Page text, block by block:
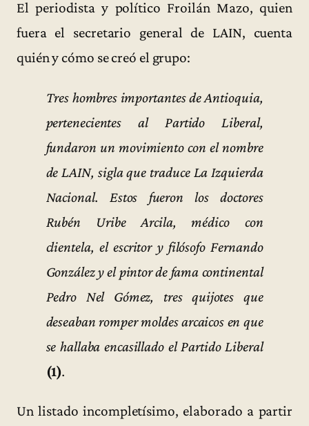
El periodista y político Froilán Mazo, quien
fuera el secretario general de LAIN, cuenta
quién y cómo se creó el grupo:
Tres hombres importantes de Antioquia,
pertenecientes al Partido Liberal,
fundaron un movimiento con el nombre
de LAIN, sigla que traduce La Izquierda
Nacional. Estos fueron los doctores
Rubén Uribe Arcila, médico con
clientela, el escritor y filósofo Fernando
González y el pintor de fama continental
Pedro Nel Gómez, tres quijotes que
deseaban romper moldes arcaicos en que
se hallaba encasillado el Partido Liberal
(1).
Un listado incompletísimo, elaborado a partir